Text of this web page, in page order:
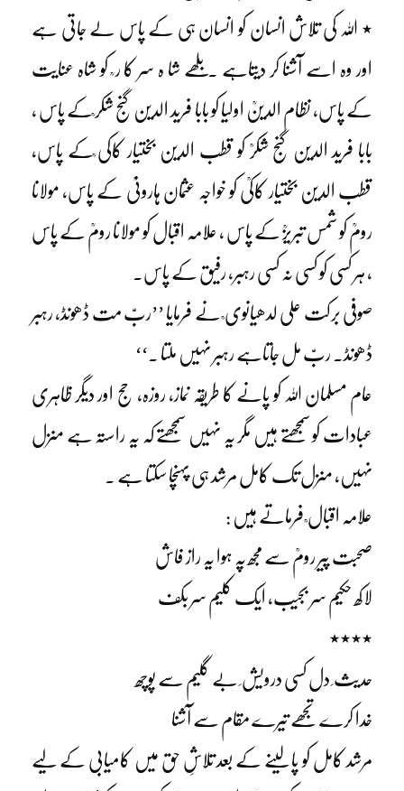
٭ اللہ کی تلاش انسان کو انسان ہی کے پاس لے جاتی ہے
اور وہ اسے آشنا کر دیتاہے ۔ بلھے شا ہ سر کا ر ؒ کو شاہ عنایت
کے پاس، نظام الدینؒ اولیا کو بابا فرید الدین گنج شکر ؒکے پاس ،
بابا فرید الدین گنج شکرؒ کو قطب الدین بختیار کاکی ؒکے پاس،
قطب الدین بختیار کاکیؒ کو خواجہ عثمان ہارونیؒ کے پاس، مولانا
رومؒ کو شمس تبریزؒ کے پاس ، علامہ اقبال کو مولانا رومؒ کے پاس
، ہر کسی کو کسی نہ کسی رہبر، رفیق کے پاس۔
صوفی برکت علی لدھیانوی ؒ نے فرمایا ’’ربّ مت ڈھونڈ، رہبر
ڈھونڈ۔ ربّ مل جاتاہے رہبر نہیں ملتا ۔‘‘
عام مسلمان اللہ کو پانے کا طریقہ نماز، روزہ، حج اور دیگر ظاہری
عبادات کو سمجھتے ہیں مگر یہ نہیں سمجھتے کہ یہ راستہ ہے منزل
نہیں، منزل تک کامل مرشد ہی پہنچا سکتا ہے ۔
علامہ اقبال ؒ فرماتے ہیں :
صحبت پیر رومؒ سے مجھ پہ ہوا یہ راز فاش
لاکھ حکیم سر بجیب، ایک کلیم سر بکف
٭٭٭٭
حدیث ِ دل کسی درویش ِ بے گلیم سے پوچھ
خدا کرے تجھے تیرے مقام سے آشنا
مرشد کامل کو پالینے کے بعد تلاشِ حق میں کامیابی کے لیے